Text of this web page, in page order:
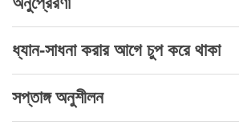
ধ্যান-সাধনা করার আগে চুপ করে থাকা
সপ্তাঙ্গ অনুশীলন